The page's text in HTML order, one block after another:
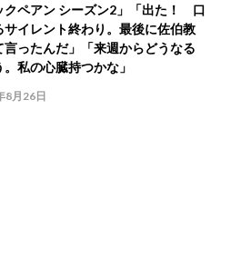
クペアン シーズン2」「出た！ 口
サイレント終わり。最後に佐伯教
言ったんだ」「来週からどうなる
私の心臓持つかな」
8月26日